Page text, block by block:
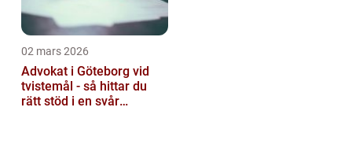
02 mars 2026
Advokat i Göteborg vid
tvistemål - så hittar du
rätt stöd i en svår